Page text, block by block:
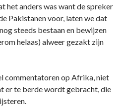
het anders was want de spreker
Pakistanen voor, laten we dat
steeds bestaan en bewijzen
helaas) alweer gezakt zijn
commentatoren op Afrika, niet
er te berde wordt gebracht, die